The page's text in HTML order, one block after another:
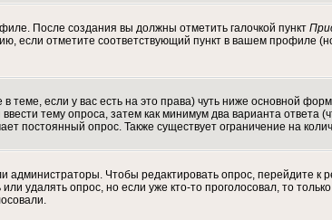
После создания вы должны отметить галочкой пункт
если отметите соответствующий пункт в вашем профиле
теме, если у вас есть на это права) чуть ниже основной
тему опроса, затем как минимум два варианта ответа
постоянный опрос. Также существует ограничение на
Чтобы редактировать опрос, перейдите к
удалять опрос, но если уже кто-то проголосовал, то